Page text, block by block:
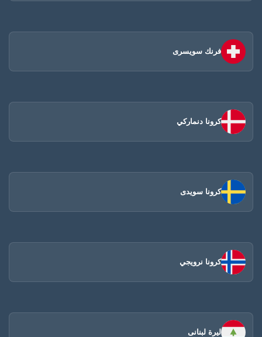
فرنك سويسرى
كرونا دنماركي
كرونا سويدى
كرونا نرويجي
ليرة لبنانى